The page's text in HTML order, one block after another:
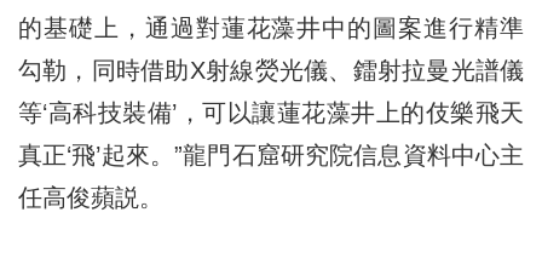
的基礎上，通過對蓮花藻井中的圖案進行精準
勾勒，同時借助X射線熒光儀、鐳射拉曼光譜儀
等‘高科技裝備’，可以讓蓮花藻井上的伎樂飛天
真正‘飛’起來。”龍門石窟研究院信息資料中心主
任高俊蘋説。